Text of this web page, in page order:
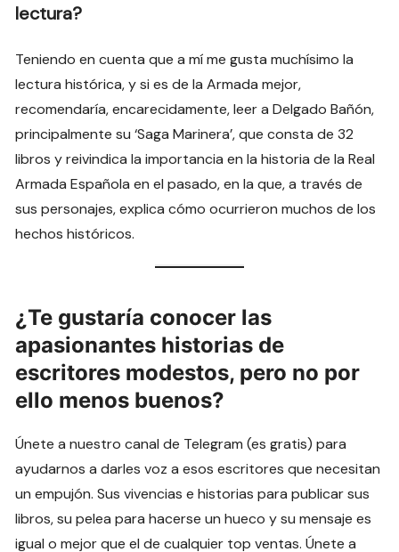
lectura?
Teniendo en cuenta que a mí me gusta muchísimo la
lectura histórica, y si es de la Armada mejor,
recomendaría, encarecidamente, leer a Delgado Bañón,
principalmente su ‘Saga Marinera’, que consta de 32
libros y reivindica la importancia en la historia de la Real
Armada Española en el pasado, en la que, a través de
sus personajes, explica cómo ocurrieron muchos de los
hechos históricos.
¿Te gustaría conocer las
apasionantes historias de
escritores modestos, pero no por
ello menos buenos?
Únete a nuestro canal de Telegram (es gratis) para
ayudarnos a darles voz a esos escritores que necesitan
un empujón. Sus vivencias e historias para publicar sus
libros, su pelea para hacerse un hueco y su mensaje es
igual o mejor que el de cualquier top ventas. Únete a